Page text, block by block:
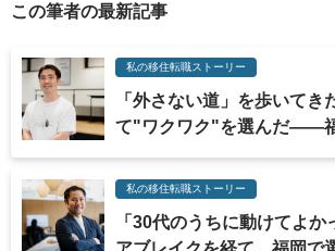
この筆者の最新記事
私の移住転職ストーリー
「外さない道」を歩いてき
て"ワクワク"を選んだ——
私の移住転職ストーリー
「30代のうちに動けてよ